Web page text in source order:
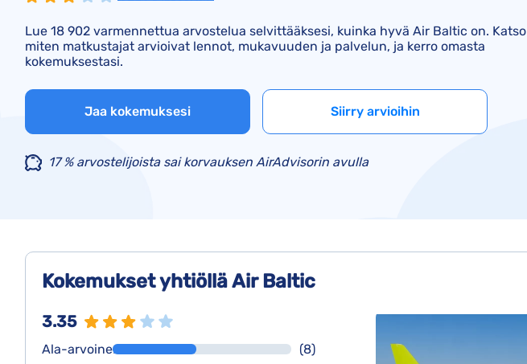
KLM-korvaukset
Lue 18 902 varmennettua arvostelua selvittääksesi, kuinka hyvä Air Baltic on. Katso
miten matkustajat arvioivat lennot, mukavuuden ja palvelun, ja kerro omasta
kokemuksestasi.
Jaa kokemuksesi Siirry arvioihin
17 % arvostelijoista sai korvauksen AirAdvisorin avulla
Kokemukset yhtiöllä Air Baltic
3.35
Ala-arvoinen
(8)